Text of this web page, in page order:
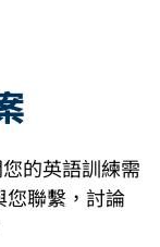
的英語訓練需
您聯繫，討論